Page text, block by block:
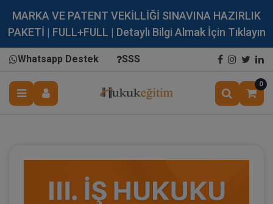
MARKA VE PATENT VEKİLLİĞİ SINAVINA HAZIRLIK
PAKETİ | FULL+FULL | Detaylı Bilgi Almak İçin Tıklayın
Whatsapp Destek SSS
0